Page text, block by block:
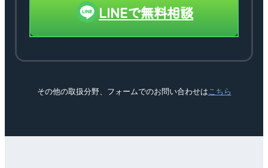
LINEで無料相談
その他の取扱分野、フォームでのお問い合わせは こちら